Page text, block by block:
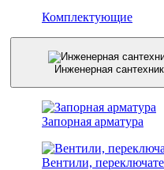
Комплектующие
Инженерная
Запорная арматура
Вентили,